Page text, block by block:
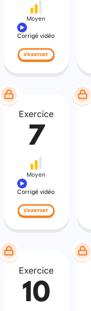
Moyen
Corrigé vidéo
s'exercer
Exercice
7
Moyen
Corrigé vidéo
s'exercer
Exercice
10